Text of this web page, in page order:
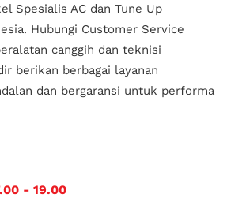
Spesialis AC dan Tune Up
Hubungi Customer Service
canggih dan teknisi
berikan berbagai layanan
dan bergaransi untuk performa
- 19.00